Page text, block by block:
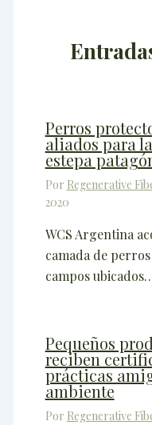
Perros
aliados para
estepa
Por Regenerative
2020
WCS Argentina
camada de
campos
Pequeños
reciben
prácticas
ambiente
Por Regenerative